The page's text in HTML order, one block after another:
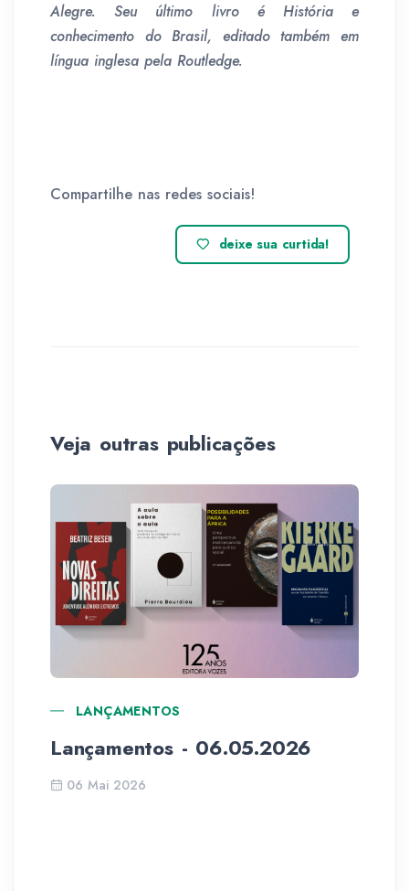
Alegre. Seu último livro é História e
conhecimento do Brasil, editado também em
língua inglesa pela Routledge.
Compartilhe nas redes sociais!
deixe sua curtida!
Veja outras publicações
LANÇAMENTOS
Lançamentos - 06.05.2026
06 Mai 2026